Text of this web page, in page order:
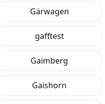
Gärwagen
gafftest
Gaimberg
Gaishorn